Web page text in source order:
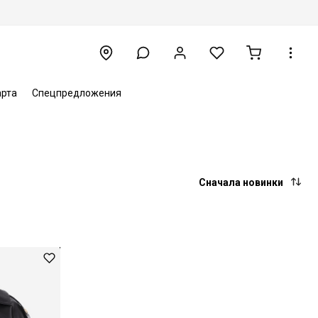
Спецпредложения
Сначала новинки